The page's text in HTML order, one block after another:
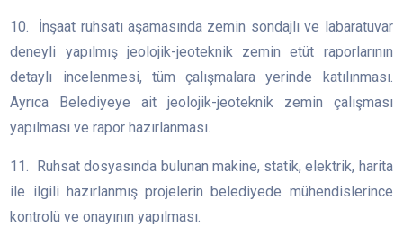
10. İnşaat ruhsatı aşamasında zemin sondajlı ve labaratuvar
deneyli yapılmış jeolojik-jeoteknik zemin etüt raporlarının
detaylı incelenmesi, tüm çalışmalara yerinde katılınması.
Ayrıca Belediyeye ait jeolojik-jeoteknik zemin çalışması
yapılması ve rapor hazırlanması.
11. Ruhsat dosyasında bulunan makine, statik, elektrik, harita
ile ilgili hazırlanmış projelerin belediyede mühendislerince
kontrolü ve onayının yapılması.